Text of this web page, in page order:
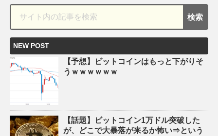
NEW POST
【予想】ビットコインはもっと下がりそ
うｗｗｗｗｗｗ
【話題】ビットコイン1万ドル突破した
が、どこで大暴落が来るか怖い⇒という